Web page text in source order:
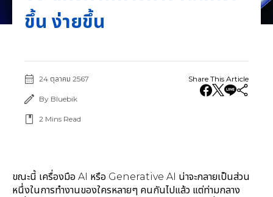
ขึ้น ง่ายขึ้น
24 ตุลาคม 2567
By Bluebik
2 Mins Read
Share This Article
ขณะนี้ เครื่องมือ AI หรือ Generative AI น่าจะกลายเป็นส่วน
หนึ่งในการทำงานของใครหลายๆ คนกันไปแล้ว แต่ท่ามกลาง